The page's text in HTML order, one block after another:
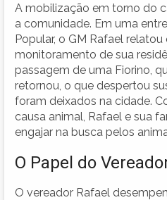
A mobilização em torno do
a comunidade. Em uma
Popular, o GM Rafael
monitoramento de sua
passagem de uma Fiorino,
retornou, o que despertou
foram deixados na cidade.
causa animal, Rafael e sua
engajar na busca pelos
O Papel do
O vereador Rafael